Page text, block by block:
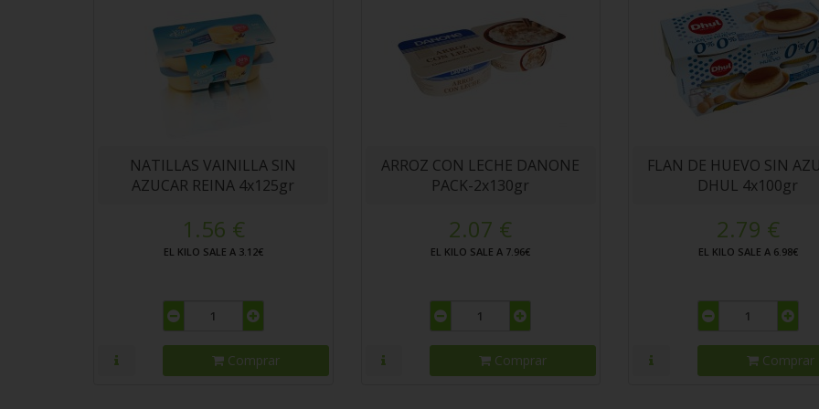
NATILLAS VAINILLA SIN
AZUCAR REINA 4x125gr
1.56 €
EL KILO SALE A 3.12€
Comprar
ARROZ CON LECHE DANONE
PACK-2x130gr
2.07 €
EL KILO SALE A 7.96€
Comprar
FLAN DE HUEVO SIN
DHUL 4x100gr
2.79 €
EL KILO SALE A 6.98€
Comprar